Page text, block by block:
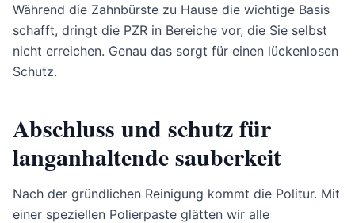
Während die Zahnbürste zu Hause die wichtige Basis
schafft, dringt die PZR in Bereiche vor, die Sie selbst
nicht erreichen. Genau das sorgt für einen lückenlosen
Schutz.
Abschluss und schutz für
langanhaltende sauberkeit
Nach der gründlichen Reinigung kommt die Politur. Mit
einer speziellen Polierpaste glätten wir alle